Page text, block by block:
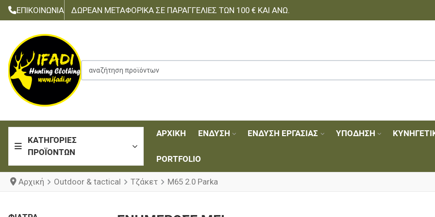
ΕΠΙΚΟΙΝΩΝΊΑ ΔΩΡΕΆΝ ΜΕΤΑΦΟΡΙΚΆ ΣΕ ΠΑΡΑΓΓΕΛΊΕΣ ΤΩΝ 100 € ΚΑΙ ΆΝΩ.
αναζήτηση προϊόντων
ΚΑΤΗΓΟΡΊΕΣ
ΠΡΟΪΌΝΤΩΝ
ΑΡΧΙΚΉ ΈΝΔΥΣΗ ΈΝΔΥΣΗ ΕΡΓΑΣΊΑΣ ΥΠΌΔΗΣΗ
PORTFOLIO
Αρχική Outdoor & tactical Τζάκετ M65 2.0 Parka